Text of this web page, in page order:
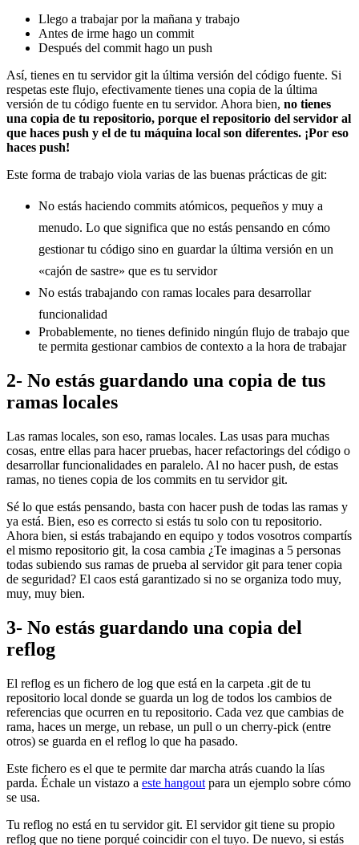
Llego a trabajar por la mañana y trabajo
Antes de irme hago un commit
Después del commit hago un push
Así, tienes en tu servidor git la última versión del código fuente. Si
respetas este flujo, efectivamente tienes una copia de la última
versión de tu código fuente en tu servidor. Ahora bien, no tienes
una copia de tu repositorio, porque el repositorio del servidor al
que haces push y el de tu máquina local son diferentes. ¡Por eso
haces push!
Este forma de trabajo viola varias de las buenas prácticas de git:
No estás haciendo commits atómicos, pequeños y muy a
menudo. Lo que significa que no estás pensando en cómo
gestionar tu código sino en guardar la última versión en un
«cajón de sastre» que es tu servidor
No estás trabajando con ramas locales para desarrollar
funcionalidad
Probablemente, no tienes definido ningún flujo de trabajo que
te permita gestionar cambios de contexto a la hora de trabajar
2- No estás guardando una copia de tus
ramas locales
Las ramas locales, son eso, ramas locales. Las usas para muchas
cosas, entre ellas para hacer pruebas, hacer refactorings del código o
desarrollar funcionalidades en paralelo. Al no hacer push, de estas
ramas, no tienes copia de los commits en tu servidor git.
Sé lo que estás pensando, basta con hacer push de todas las ramas y
ya está. Bien, eso es correcto si estás tu solo con tu repositorio.
Ahora bien, si estás trabajando en equipo y todos vosotros compartís
el mismo repositorio git, la cosa cambia ¿Te imaginas a 5 personas
todas subiendo sus ramas de prueba al servidor git para tener copia
de seguridad? El caos está garantizado si no se organiza todo muy,
muy, muy bien.
3- No estás guardando una copia del
reflog
El reflog es un fichero de log que está en la carpeta .git de tu
repositorio local donde se guarda un log de todos los cambios de
referencias que ocurren en tu repositorio. Cada vez que cambias de
rama, haces un merge, un rebase, un pull o un cherry-pick (entre
otros) se guarda en el reflog lo que ha pasado.
Este fichero es el que te permite dar marcha atrás cuando la lías
parda. Échale un vistazo a este hangout para un ejemplo sobre cómo
se usa.
Tu reflog no está en tu servidor git. El servidor git tiene su propio
reflog que no tiene porqué coincidir con el tuyo. De nuevo, si estás